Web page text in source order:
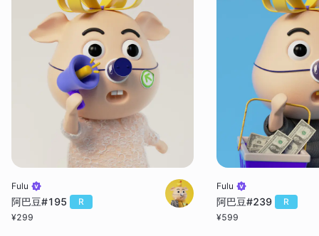
Fulu
阿巴豆#195
R
¥299
Fulu
阿巴豆#239
R
¥599